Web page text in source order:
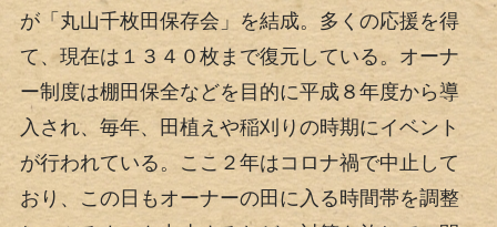
が「丸山千枚田保存会」を結成。多くの応援を得
て、現在は１３４０枚まで復元している。オーナ
ー制度は棚田保全などを目的に平成８年度から導
入され、毎年、田植えや稲刈りの時期にイベント
が行われている。ここ２年はコロナ禍で中止して
おり、この日もオーナーの田に入る時間帯を調整